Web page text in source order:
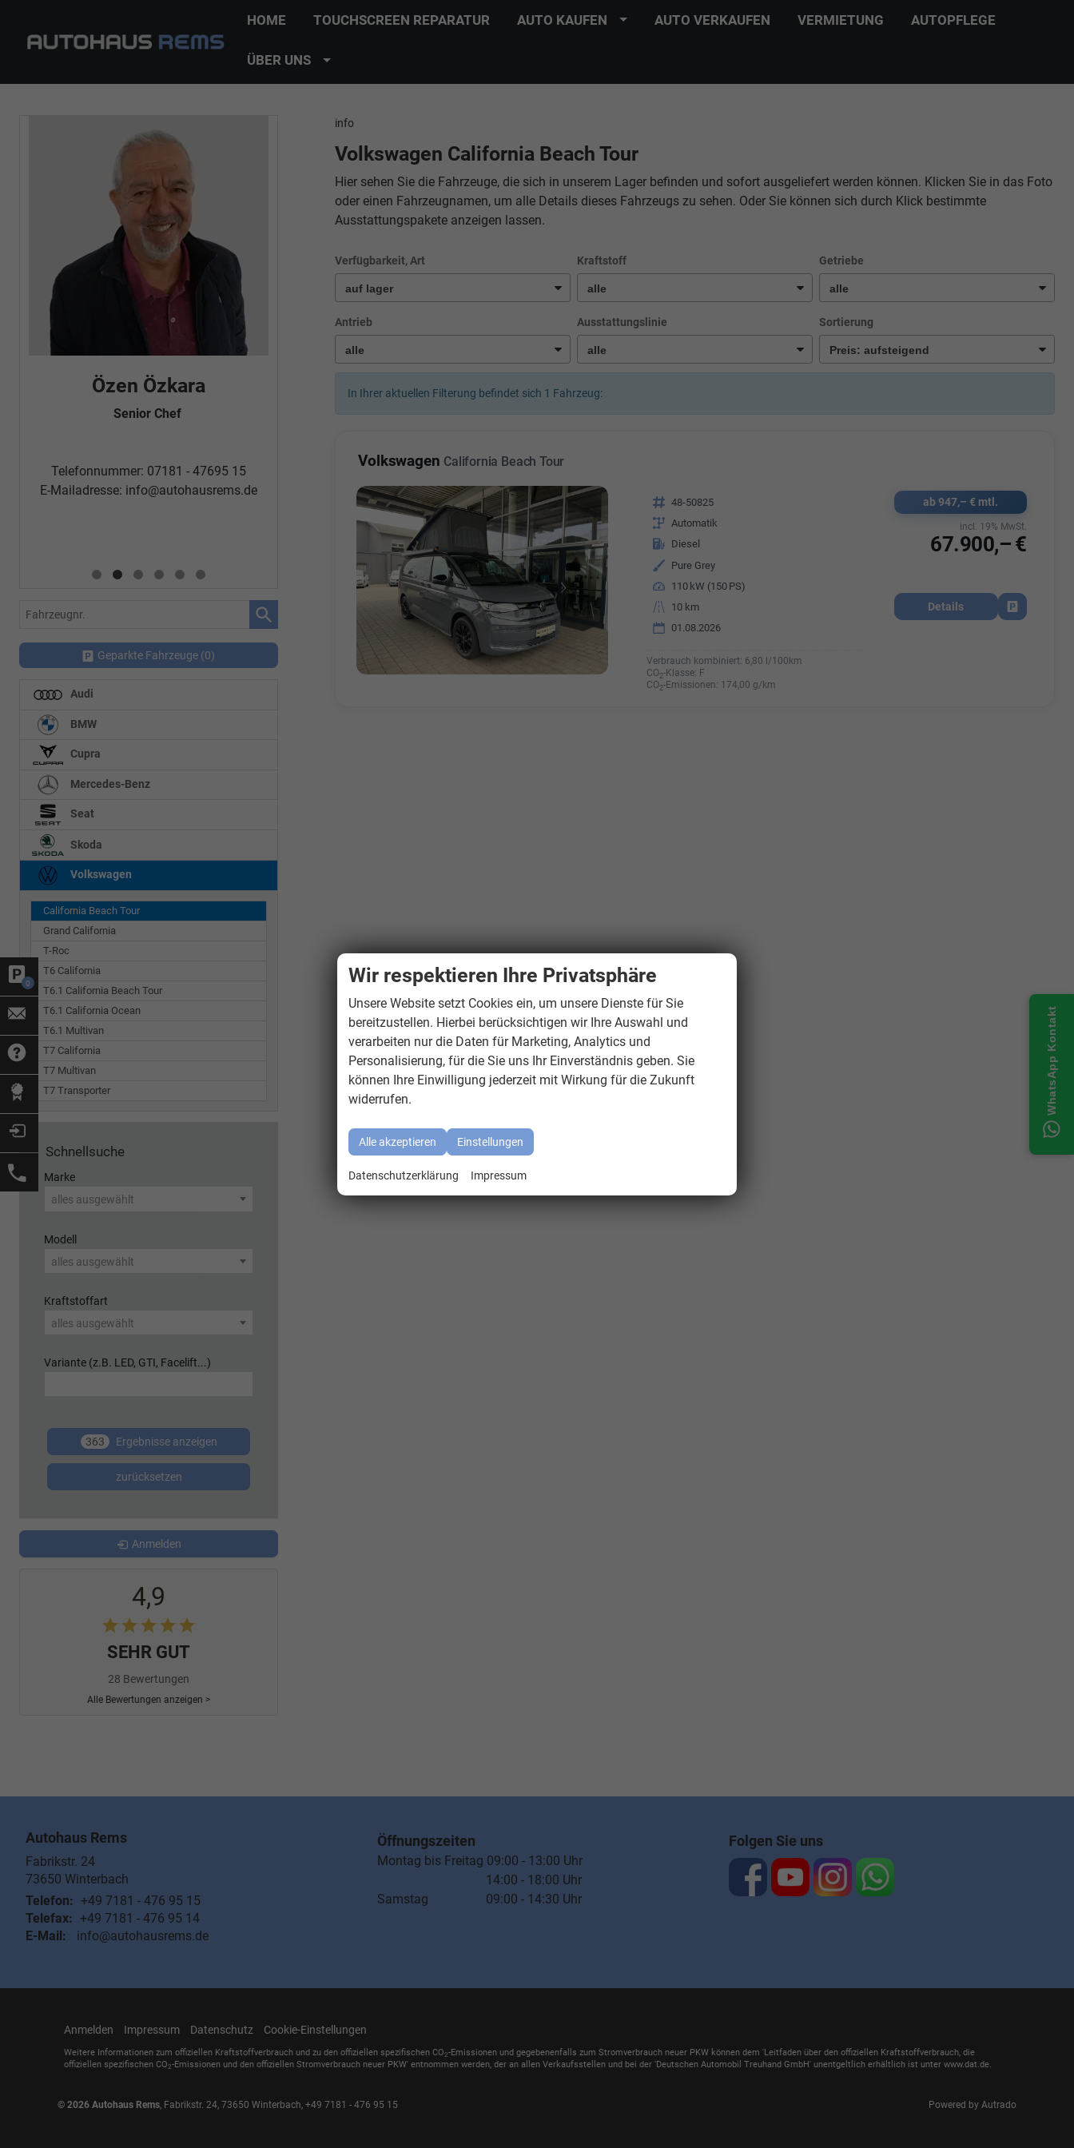
0
HOME TOUCHSCREEN REPARATUR AUTO KAUFEN AUTO VERKAUFEN VERMIETUNG AUTOPFLEGE
ÜBER UNS
info
Volkswagen California Beach Tour
Hier sehen Sie die Fahrzeuge, die sich in unserem Lager befinden und sofort ausgeliefert werden können. Klicken Sie in das Foto
oder einen Fahrzeugnamen, um alle Details dieses Fahrzeugs zu sehen. Oder Sie können sich durch Klick bestimmte
Ausstattungspakete anzeigen lassen.
Verfügbarkeit, Art Kraftstoff Getriebe
Antrieb Ausstattungslinie Sortierung
In Ihrer aktuellen Filterung befindet sich 1 Fahrzeug:
Volkswagen California Beach Tour
Fahrzeugnr. 48-50825
Getriebe Automatik
Kraftstoff Diesel
Außenfarbe Pure Grey
Leistung 110 kW (150 PS)
Kilometerstand
10 km
01.08.2026
Verbrauch kombiniert: 6,80 l/100km
CO2-Klasse: F
CO2-Emissionen: 174,00 g/km
ab 947,– € mtl.
67.900,– €
incl. 19% MwSt.
Details
Fahrzeug
Özen Özkara
Senior Chef
Telefonnummer: 07181 - 47695 15
E-Mailadresse: info@autohausrems.de
Fatma Özyürek Oguz
Automobilkaufrau -Verkauf/Einkauf
Telefonnummer: 07181 - 47695 15
E-Mailadresse:info@autohausrems.de
Özden Özkara-Budak
E-Mailadresse:
E-Mailadresse:info@autohausrems.de
Fahrzeugnr.
Geparkte Fahrzeuge (0)
Audi
BMW
Cupra
Mercedes-Benz
Seat
Skoda
Volkswagen
California Beach Tour
Grand California
T-Roc
T6 California
T6.1 California Beach Tour
T6.1 California Ocean
T6.1 Multivan
T7 California
T7 Multivan
T7 Transporter
Schnellsuche
Marke
alles ausgewählt
Modell
alles ausgewählt
Kraftstoffart
alles ausgewählt
Variante (z.B. LED, GTI, Facelift...)
363 Ergebnisse anzeigen
zurücksetzen
Anmelden
4,9
SEHR GUT
28 Bewertungen
Alle Bewertungen anzeigen >
Autohaus Rems
Fabrikstr. 24
73650 Winterbach
Telefon: +49 7181 - 476 95 15
Telefax: +49 7181 - 476 95 14
E-Mail:
info@autohausrems.de
Öffnungszeiten
Montag bis Freitag 09:00 - 13:00 Uhr
14:00 - 18:00 Uhr
Samstag 09:00 - 14:30 Uhr
Folgen Sie uns
Anmelden Impressum Datenschutz Cookie-Einstellungen
Weitere Informationen zum offiziellen Kraftstoffverbrauch und zu den offiziellen spezifischen CO2-Emissionen und gegebenenfalls zum Stromverbrauch neuer PKW können dem 'Leitfaden über den offiziellen Kraftstoffverbrauch, die
offiziellen spezifischen CO2-Emissionen und den offiziellen Stromverbrauch neuer PKW' entnommen werden, der an allen Verkaufsstellen und bei der 'Deutschen Automobil Treuhand GmbH' unentgeltlich erhältlich ist unter www.dat.de.
© 2026 Autohaus Rems Fabrikstr. 24 73650 Winterbach, +49 7181 - 476 95 15 Powered by Autrado
WhatsApp Kontakt
Wir respektieren Ihre Privatsphäre
Unsere Website setzt Cookies ein, um unsere Dienste für Sie
bereitzustellen. Hierbei berücksichtigen wir Ihre Auswahl und
verarbeiten nur die Daten für Marketing, Analytics und
Personalisierung, für die Sie uns Ihr Einverständnis geben. Sie
können Ihre Einwilligung jederzeit mit Wirkung für die Zukunft
widerrufen.
Alle akzeptieren Einstellungen
Datenschutzerklärung Impressum